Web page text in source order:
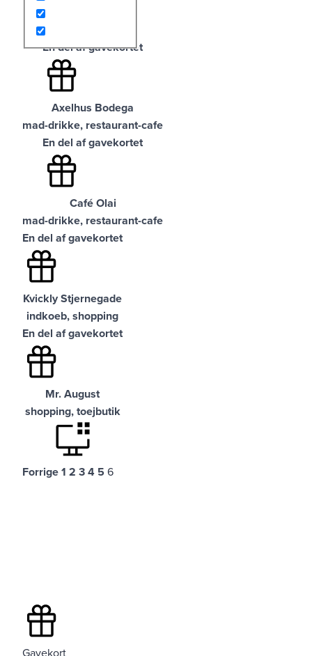
Blue Living
shopping, toejbutik
En del af gavekortet
Axelhus Bodega
mad-drikke, restaurant-cafe
En del af gavekortet
Café Olai
mad-drikke, restaurant-cafe
En del af gavekortet
Kvickly Stjernegade
indkoeb, shopping
En del af gavekortet
Mr. August
shopping, toejbutik
Forrige1 2 34 5 6